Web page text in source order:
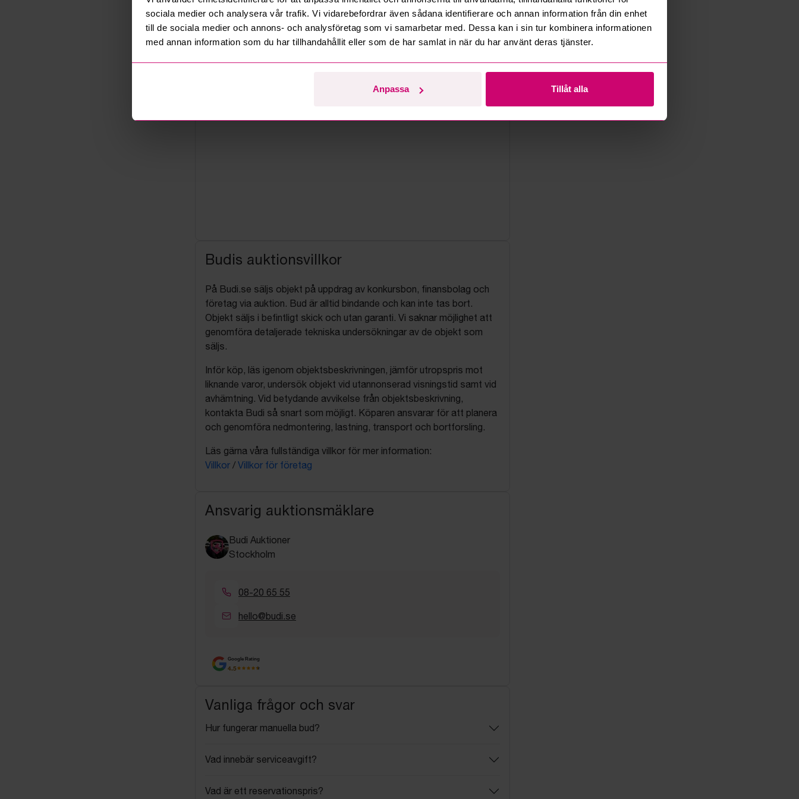
sociala medier och analysera vår trafik. Vi vidarebefordrar även sådana identifierare och annan information från din enhet
till de sociala medier och annons- och analysföretag som vi samarbetar med. Dessa kan i sin tur kombinera informationen
med annan information som du har tillhandahållit eller som de har samlat in när du har använt deras tjänster.
Anpassa Tillåt alla
Säljare
Företag
Budis auktionsvillkor
På Budi.se säljs objekt på uppdrag av konkursbon, finansbolag och
företag via auktion. Bud är alltid bindande och kan inte tas bort.
Objekt säljs i befintligt skick och utan garanti. Vi saknar möjlighet att
genomföra detaljerade tekniska undersökningar av de objekt som
säljs.
Inför köp, läs igenom objektsbeskrivningen, jämför utropspris mot
liknande varor, undersök objekt vid utannonserad visningstid samt vid
avhämtning. Vid betydande avvikelse från objektsbeskrivning,
kontakta Budi så snart som möjligt. Köparen ansvarar för att planera
och genomföra nedmontering, lastning, transport och bortforsling.
Läs gärna våra fullständiga villkor för mer information:
Villkor / Villkor för företag
Ansvarig auktionsmäklare
Budi Auktioner
Stockholm
08-20 65 55
hello@budi.se
Google Rating
4.5
Vanliga frågor och svar
Hur fungerar manuella bud?
Vad innebär serviceavgift?
Vad är ett reservationspris?